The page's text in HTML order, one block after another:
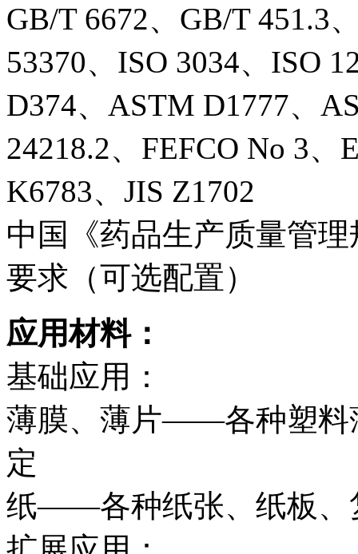
GB/T 6672、GB/T 451.3
53370、ISO 3034、ISO
D374、ASTM D1777、
24218.2、FEFCO No 3、
K6783、JIS Z1702
中国《药品生产质量管
要求（可选配置）
应用材料：
基础应用：
薄膜、薄片——各种塑料
定
纸——各种纸张、纸板、